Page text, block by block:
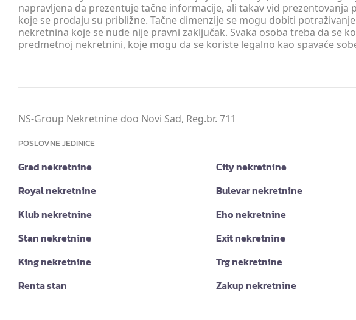
napravljena da prezentuje tačne informacije, ali takav vid
koje se prodaju su približne. Tačne dimenzije se mogu dobiti
nekretnina koje se nude nije pravni zaključak. Svaka osoba treba da se
predmetnoj nekretnini, koje mogu da se koriste legalno kao spavaće
NS-Group Nekretnine doo Novi Sad, Reg.br. 711
POSLOVNE JEDINICE
Grad nekretnine City nekretnine
Royal nekretnine
Bulevar nekretnine
Klub nekretnine
Eho nekretnine
Stan nekretnine
Exit nekretnine
King nekretnine
Trg nekretnine
Renta stan
Zakup nekretnine